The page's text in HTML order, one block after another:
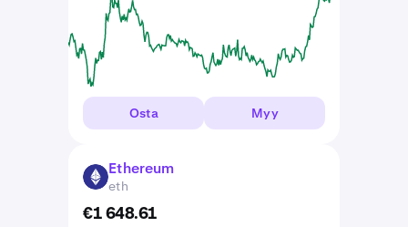
Osta Myy
ETH Ethereum
eth
€1 648.61